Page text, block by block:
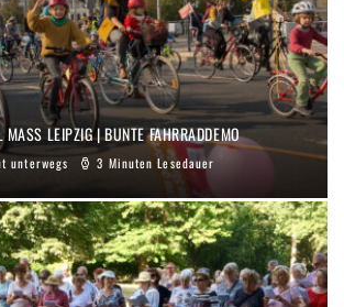
MASS LEIPZIG | BUNTE FAHRRADDEMO
unterwegs 3 Minuten Lesedauer